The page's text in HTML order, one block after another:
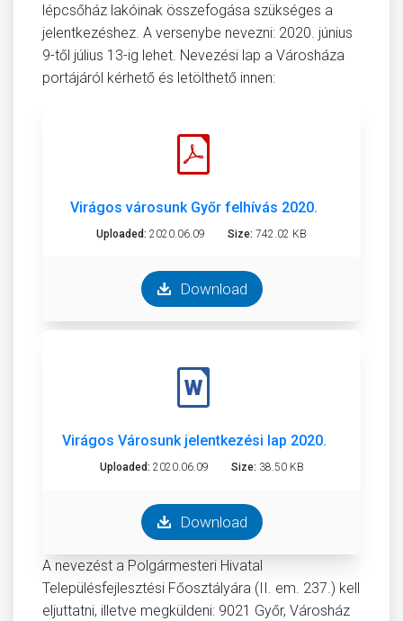
lépcsőház lakóinak összefogása szükséges a
jelentkezéshez. A versenybe nevezni: 2020. június
9-től július 13-ig lehet. Nevezési lap a Városháza
portájáról kérhető és letölthető innen:
Virágos városunk Győr felhívás 2020.
Uploaded: 2020.06.09 Size: 742.02 KB
Download
Virágos Városunk jelentkezési lap 2020.
Uploaded: 2020.06.09 Size: 38.50 KB
Download
A nevezést a Polgármesteri Hivatal
Településfejlesztési Főosztályára (II. em. 237.) kell
eljuttatni, illetve megküldeni: 9021 Győr, Városház